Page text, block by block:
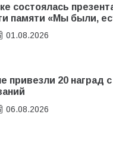
состоялась
памяти «Мы были,
01.08.2026
привезли 20 наград
06.08.2026